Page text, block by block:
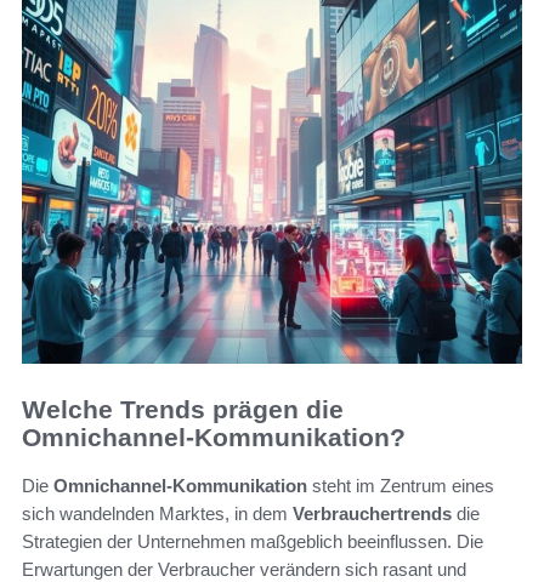
Welche Trends prägen die
Omnichannel-Kommunikation?
Die Omnichannel-Kommunikation steht im Zentrum eines
sich wandelnden Marktes, in dem Verbrauchertrends die
Strategien der Unternehmen maßgeblich beeinflussen. Die
Erwartungen der Verbraucher verändern sich rasant und